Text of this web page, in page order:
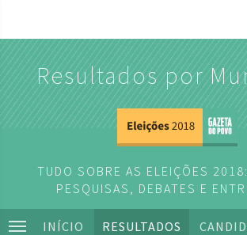
Resultados por
TUDO SOBRE AS ELEIÇÕES
PESQUISAS, DEBATES E
INÍCIO RESULTADOS